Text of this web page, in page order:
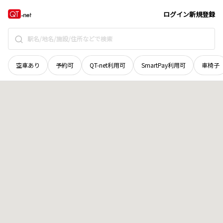
ログイン新規登録
空車あり 予約可 QT-net利用可 SmartPay利用可 車椅子
宮城県